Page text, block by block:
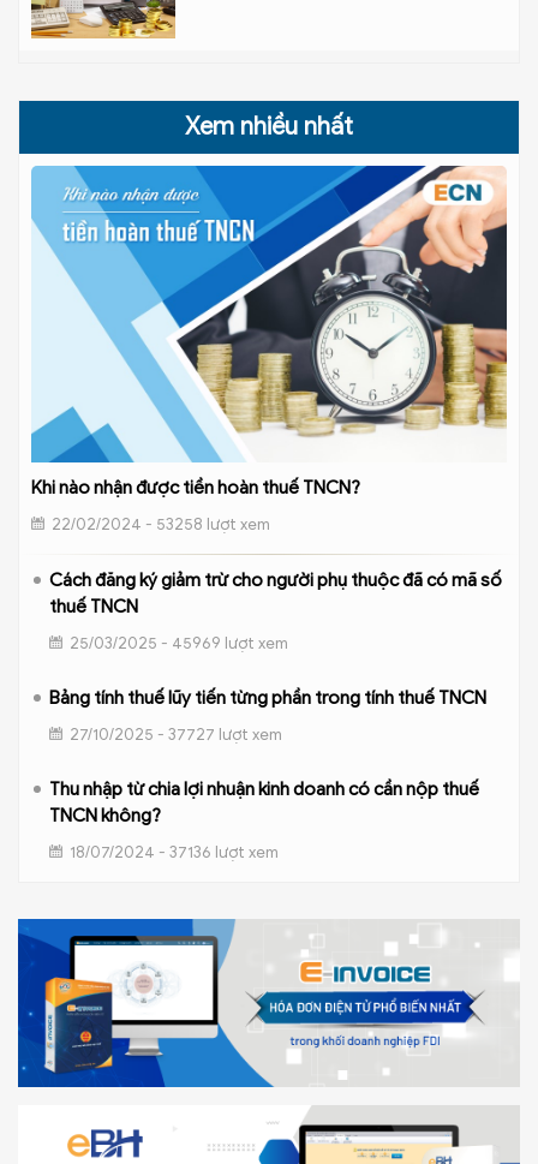
Xem nhiều nhất
Khi nào nhận được tiền hoàn thuế TNCN?
22/02/2024 - 53258 lượt xem
Cách đăng ký giảm trừ cho người phụ thuộc đã có mã số
thuế TNCN
25/03/2025 - 45969 lượt xem
Bảng tính thuế lũy tiến từng phần trong tính thuế TNCN
27/10/2025 - 37727 lượt xem
Thu nhập từ chia lợi nhuận kinh doanh có cần nộp thuế
TNCN không?
18/07/2024 - 37136 lượt xem